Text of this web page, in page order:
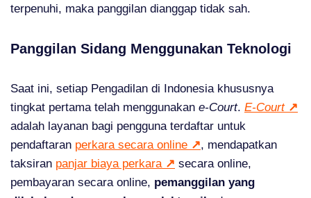
terpenuhi, maka panggilan dianggap tidak sah.
Panggilan Sidang Menggunakan Teknologi
Saat ini, setiap Pengadilan di Indonesia khususnya
tingkat pertama telah menggunakan e-Court. E-Court ↗
adalah layanan bagi pengguna terdaftar untuk
pendaftaran perkara secara online ↗, mendapatkan
taksiran panjar biaya perkara ↗ secara online,
pembayaran secara online, pemanggilan yang